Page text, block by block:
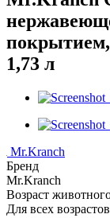
покрытием,
1,73 л
Mr.Kranch
Бренд
Mr.Kranch
Возраст
Для всех возрастов